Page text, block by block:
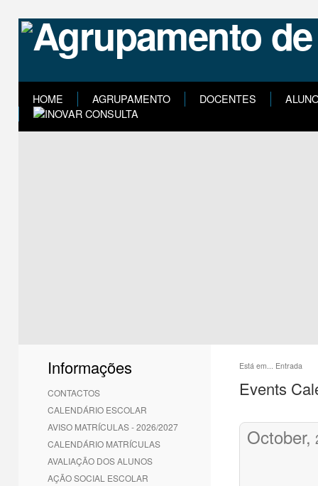
HOME AGRUPAMENTO DOCENTES
Informações
CONTACTOS
CALENDÁRIO ESCOLAR
AVISO MATRÍCULAS - 2026/2027
CALENDÁRIO MATRÍCULAS
AVALIAÇÃO DOS ALUNOS
AÇÃO SOCIAL ESCOLAR
Está em... Entrada
Events
October,